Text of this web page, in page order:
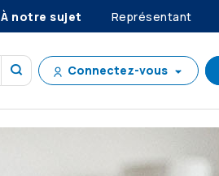
À notre sujet Représentant
Connectez-vous